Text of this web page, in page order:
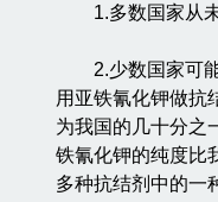
1.多数国家从未
2.少数国家可能
用亚铁氰化钾做抗
为我国的几十分之
铁氰化钾的纯度比
多种抗结剂中的一